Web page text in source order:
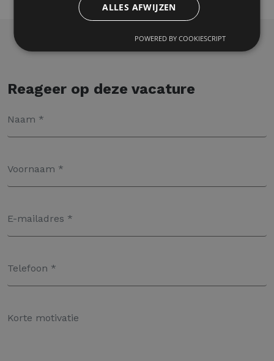
Reageer op deze vacature
ALLES AFWIJZEN
POWERED BY COOKIESCRIPT